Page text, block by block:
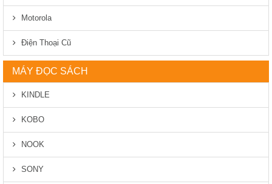
Motorola
Điện Thoại Cũ
MÁY ĐỌC SÁCH
KINDLE
KOBO
NOOK
SONY